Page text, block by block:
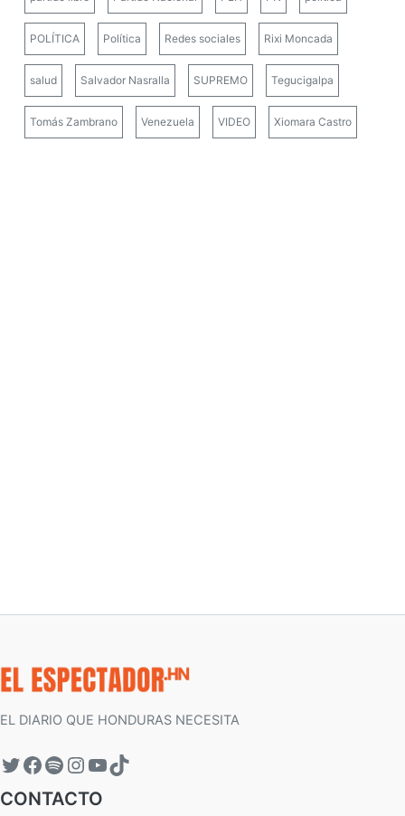
POLÍTICA Política Redes sociales Rixi Moncada
salud Salvador Nasralla SUPREMO Tegucigalpa
Tomás Zambrano Venezuela VIDEO Xiomara Castro
EL DIARIO QUE HONDURAS NECESITA
CONTACTO